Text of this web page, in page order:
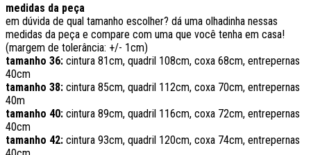
medidas da peça
em dúvida de qual tamanho escolher? dá uma olhadinha nessas
medidas da peça e compare com uma que você tenha em casa!
(margem de tolerância: +/- 1cm)
tamanho 36: cintura 81cm, quadril 108cm, coxa 68cm, entrepernas
40cm
tamanho 38: cintura 85cm, quadril 112cm, coxa 70cm, entrepernas
40m
tamanho 40: cintura 89cm, quadril 116cm, coxa 72cm, entrepernas
40cm
tamanho 42: cintura 93cm, quadril 120cm, coxa 74cm, entrepernas